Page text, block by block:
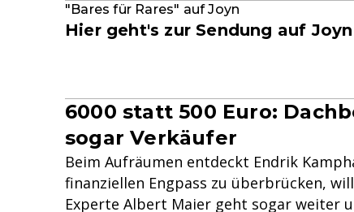
"Bares für Rares" auf Joyn
Hier geht's zur Sendung auf
6000 statt 500 Euro:
sogar Verkäufer
Beim Aufräumen entdeckt Endrik
finanziellen Engpass zu überbrücken,
Experte Albert Maier geht sogar weiter